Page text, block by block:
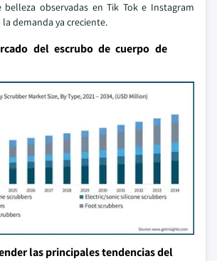
belleza observadas en Tik Tok e Instagram
demanda ya creciente.
del escrubo de cuerpo de
las principales tendencias del